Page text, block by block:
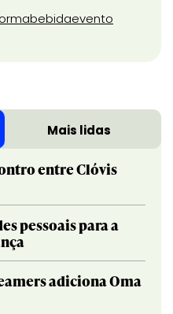
bebidaevento
Mais lidas
entre Clóvis
pessoais para a
adiciona Oma